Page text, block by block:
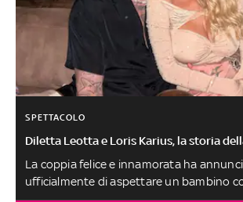
SPETTACOLO
Diletta Leotta e Loris Karius, la storia
La coppia felice e innamorata ha
ufficialmente di aspettare un bambino
sui social